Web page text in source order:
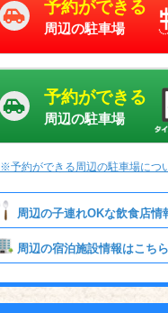
予約ができる
周辺の駐車場
予約ができる
周辺の駐車場
※予約ができる周辺の駐車場につ
周辺の子連れOKな飲食店情
周辺の宿泊施設情報はこちら